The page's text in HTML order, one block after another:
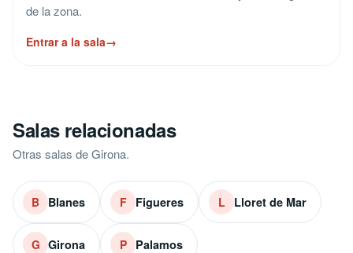
de la zona.
Entrar a la sala→
Salas relacionadas
Otras salas de Girona.
B Blanes F Figueres L Lloret de Mar
G Girona P Palamos